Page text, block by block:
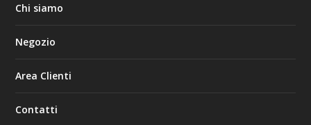
Chi siamo
Negozio
Area Clienti
Contatti